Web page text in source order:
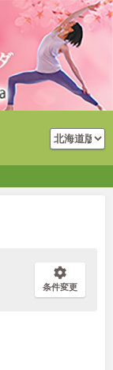
条件変更